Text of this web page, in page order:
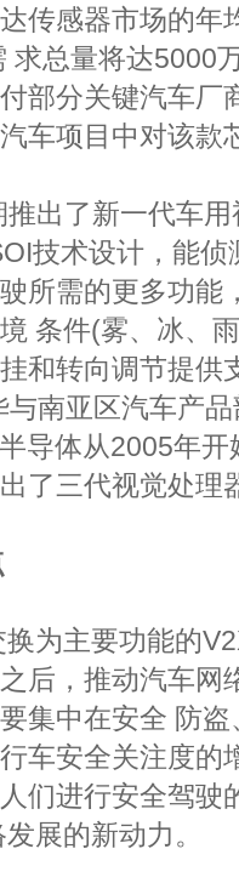
传感器市场的年
求总量将达5000
部分关键汽车厂
车项目中对该款
出了新一代车用
技术设计，能
所需的更多功能
条件(雾、冰、
和转向调节提供
与南亚区汽车产
导体从2005年
了三代视觉处理
为主要功能的
后，推动汽车网
集中在安全 防
车安全关注度的
们进行安全驾驶
展的新动力。